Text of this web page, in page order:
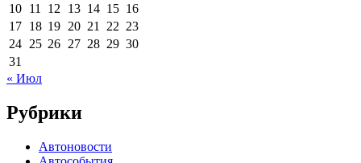
10 11 12 13 14 15 16
17 18 19 20 21 22 23
24 25 26 27 28 29 30
31
« Июл
Рубрики
Автоновости